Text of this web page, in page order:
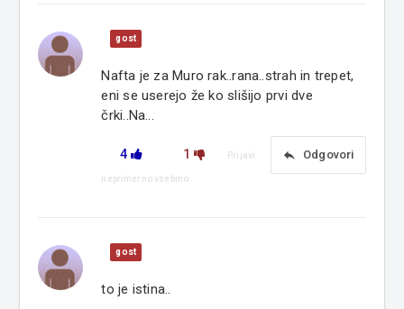
gost
Nafta je za Muro rak..rana..strah in trepet,
eni se userejo že ko slišijo prvi dve
črki..Na...
4 1 reply Odgovori
Prijavi
neprimerno vsebino
gost
to je istina..